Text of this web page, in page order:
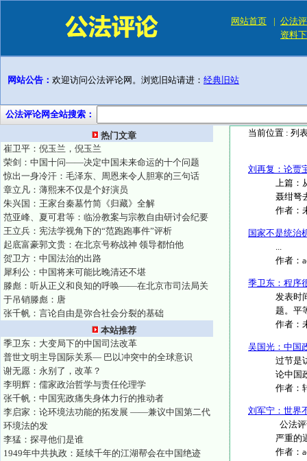
网站首页 | 公法
资料
网站公告： 欢迎访问公法评论网。浏览旧站请进： 经典旧站
公法评论网全站搜索：
热门文章
崔卫平：倪玉兰，倪玉兰
荣剑：中国十问——决定中国未来命运的十个问题
惊出一身冷汗：毛泽东、周恩来令人胆寒的三句话
章立凡：薄熙来不仅是个好演员
朱兴国：王家台秦墓竹简《归藏》全解
范亚峰、夏可君等：临汾教案与宗教自由研讨会纪要
王立兵：宪法学视角下的“范跑跑事件”评析
起底富豪郭文贵：在北京号称战神 领导都怕他
贺卫方：中国法治的出路
犀利公：中国将来可能比晚清还不堪
滕彪：听从正义和良知的呼唤——在北京市司法局关
于吊销滕彪：唐
张千帆：言论自由是弥合社会分裂的基础
本站推荐
季卫东：大变局下的中国司法改革
普世文明主导国际关系— 巴以冲突中的全球意识
谢无愿：永别了，改革？
李明辉：儒家政治哲学与责任伦理学
张千帆：中国宪政痛失身体力行的推动者
李启家：论环境法功能的拓发展 ——兼议中国第二代
环境法的发
李猛：探寻他们是谁
1949年中共执政：延续千年的江湖帮会在中国绝迹
当前位置 : 列
刘再复：论贾
上篇：
聂绀弩
作者：
国家不是统治
...
作者：
季卫东：程序
发表时
题。平
作者：
吴国光：中国
过节是
论中国
作者：
刘军宁：世界
公法
严重的
作者：